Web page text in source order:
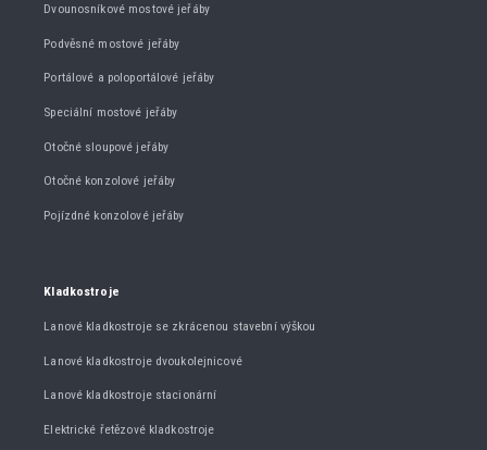
Dvounosníkové mostové jeřáby
Podvěsné mostové jeřáby
Portálové a poloportálové jeřáby
Speciální mostové jeřáby
Otočné sloupové jeřáby
Otočné konzolové jeřáby
Pojízdné konzolové jeřáby
Kladkostroje
Lanové kladkostroje se zkrácenou stavební výškou
Lanové kladkostroje dvoukolejnicové
Lanové kladkostroje stacionární
Elektrické řetězové kladkostroje